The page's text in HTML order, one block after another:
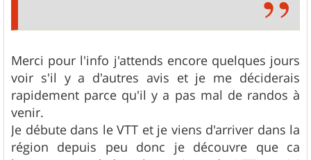
Merci pour l'info j'attends encore quelques jours
voir s'il y a d'autres avis et je me déciderais
rapidement parce qu'il y a pas mal de randos à
venir.
Je débute dans le VTT et je viens d'arriver dans la
région depuis peu donc je découvre que ca